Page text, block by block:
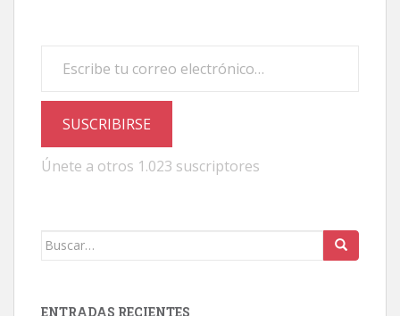
SUSCRIBIRSE
Únete a otros 1.023 suscriptores
Buscar:
ENTRADAS RECIENTES